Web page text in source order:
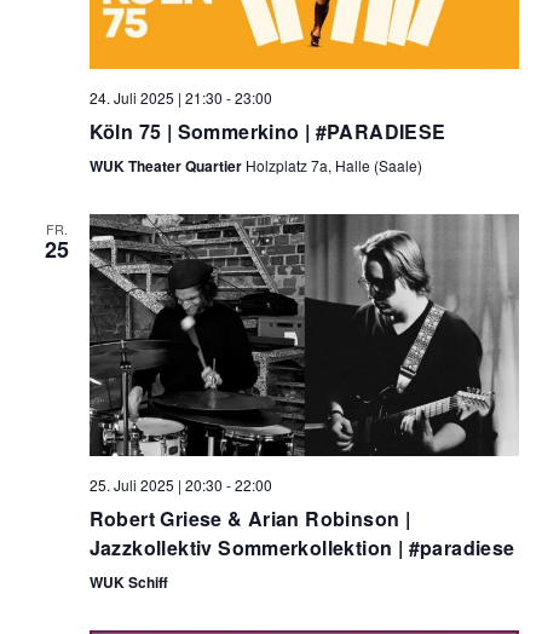
24. Juli 2025 | 21:30 -23:00
Köln 75 | Sommerkino | #PARADIESE
WUK Theater Quartier Holzplatz 7a, Halle (Saale)
FR.
25
25. Juli 2025 | 20:30 -22:00
Robert Griese & Arian Robinson |
Jazzkollektiv Sommerkollektion | #paradiese
WUK Schiff